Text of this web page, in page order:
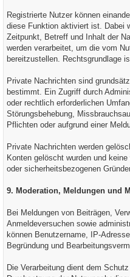
Registrierte Nutzer können
diese Funktion aktiviert ist. Dabei
Zeitpunkt, Betreff und Inhalt der
werden verarbeitet, um die vom
bereitzustellen. Rechtsgrundlage
Private Nachrichten sind
bestimmt. Ein Zugriff durch
oder rechtlich erforderlichen
Störungsbehebung,
Pflichten oder aufgrund einer
Private Nachrichten werden
Konten gelöscht wurden und
oder sicherheitsbezogenen
9. Moderation, Meldungen und
Bei Meldungen von Beiträgen,
Anmeldeversuchen sowie
können Benutzername, IP-
Begründung und
Die Verarbeitung dient dem